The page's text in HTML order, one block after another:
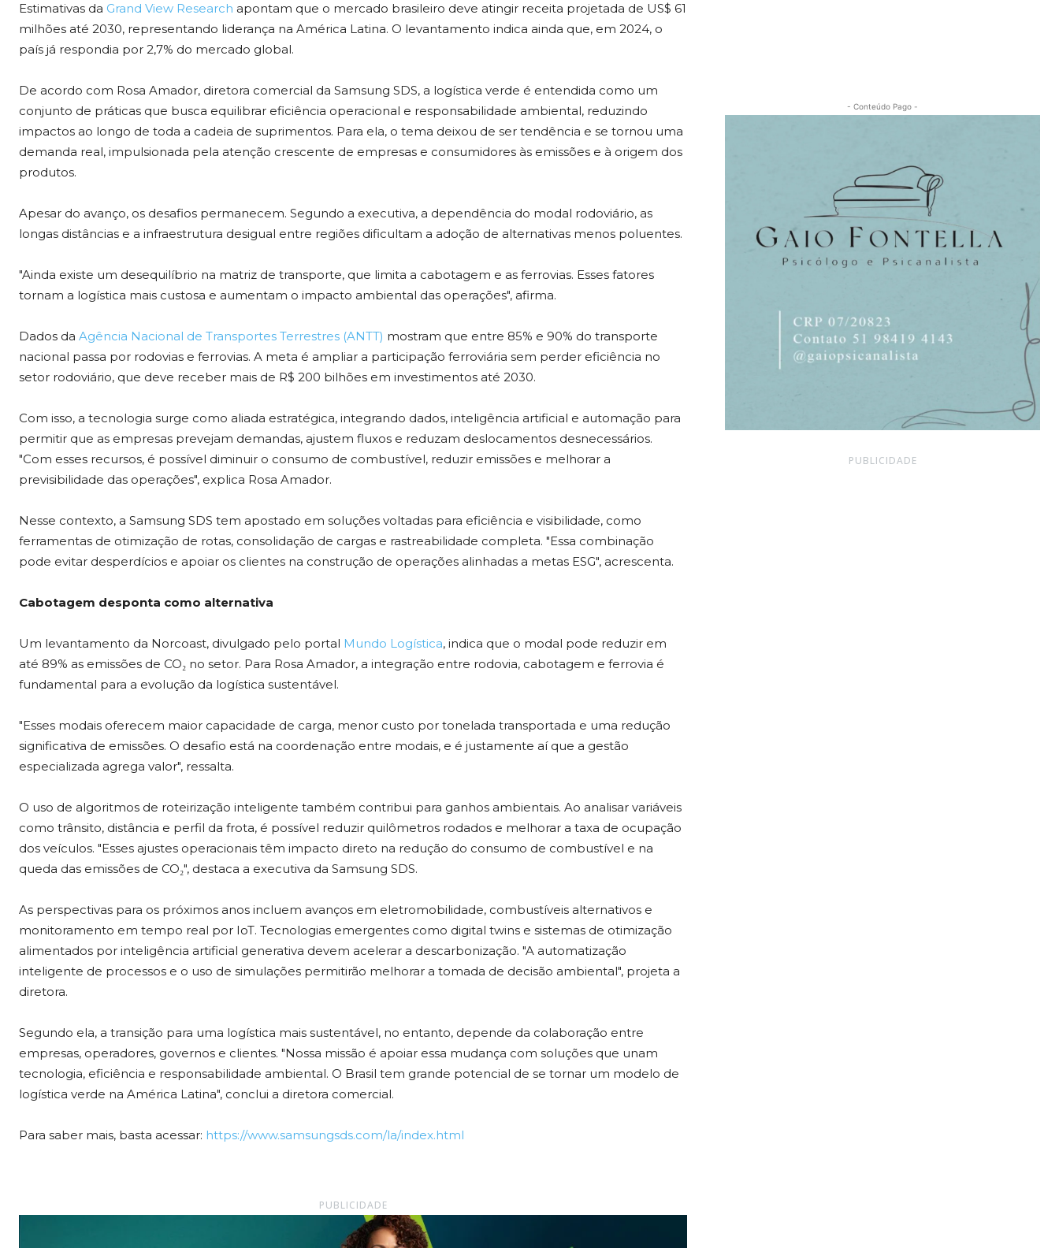
Estimativas da Grand View Research apontam que o mercado brasileiro deve atingir receita projetada de US$ 61
milhões até 2030, representando liderança na América Latina. O levantamento indica ainda que, em 2024, o
país já respondia por 2,7% do mercado global.
De acordo com Rosa Amador, diretora comercial da Samsung SDS, a logística verde é entendida como um
conjunto de práticas que busca equilibrar eficiência operacional e responsabilidade ambiental, reduzindo
impactos ao longo de toda a cadeia de suprimentos. Para ela, o tema deixou de ser tendência e se tornou uma
demanda real, impulsionada pela atenção crescente de empresas e consumidores às emissões e à origem dos
produtos.
Apesar do avanço, os desafios permanecem. Segundo a executiva, a dependência do modal rodoviário, as
longas distâncias e a infraestrutura desigual entre regiões dificultam a adoção de alternativas menos poluentes.
"Ainda existe um desequilíbrio na matriz de transporte, que limita a cabotagem e as ferrovias. Esses fatores
tornam a logística mais custosa e aumentam o impacto ambiental das operações", afirma.
Dados da Agência Nacional de Transportes Terrestres (ANTT) mostram que entre 85% e 90% do transporte
nacional passa por rodovias e ferrovias. A meta é ampliar a participação ferroviária sem perder eficiência no
setor rodoviário, que deve receber mais de R$ 200 bilhões em investimentos até 2030.
Com isso, a tecnologia surge como aliada estratégica, integrando dados, inteligência artificial e automação para
permitir que as empresas prevejam demandas, ajustem fluxos e reduzam deslocamentos desnecessários.
"Com esses recursos, é possível diminuir o consumo de combustível, reduzir emissões e melhorar a
previsibilidade das operações", explica Rosa Amador.
Nesse contexto, a Samsung SDS tem apostado em soluções voltadas para eficiência e visibilidade, como
ferramentas de otimização de rotas, consolidação de cargas e rastreabilidade completa. "Essa combinação
pode evitar desperdícios e apoiar os clientes na construção de operações alinhadas a metas ESG", acrescenta.
Cabotagem desponta como alternativa
Um levantamento da Norcoast, divulgado pelo portal Mundo Logística, indica que o modal pode reduzir em
até 89% as emissões de CO₂ no setor. Para Rosa Amador, a integração entre rodovia, cabotagem e ferrovia é
fundamental para a evolução da logística sustentável.
"Esses modais oferecem maior capacidade de carga, menor custo por tonelada transportada e uma redução
significativa de emissões. O desafio está na coordenação entre modais, e é justamente aí que a gestão
especializada agrega valor", ressalta.
O uso de algoritmos de roteirização inteligente também contribui para ganhos ambientais. Ao analisar variáveis
como trânsito, distância e perfil da frota, é possível reduzir quilômetros rodados e melhorar a taxa de ocupação
dos veículos. "Esses ajustes operacionais têm impacto direto na redução do consumo de combustível e na
queda das emissões de CO₂", destaca a executiva da Samsung SDS.
As perspectivas para os próximos anos incluem avanços em eletromobilidade, combustíveis alternativos e
monitoramento em tempo real por IoT. Tecnologias emergentes como digital twins e sistemas de otimização
alimentados por inteligência artificial generativa devem acelerar a descarbonização. "A automatização
inteligente de processos e o uso de simulações permitirão melhorar a tomada de decisão ambiental", projeta a
diretora.
Segundo ela, a transição para uma logística mais sustentável, no entanto, depende da colaboração entre
empresas, operadores, governos e clientes. "Nossa missão é apoiar essa mudança com soluções que unam
tecnologia, eficiência e responsabilidade ambiental. O Brasil tem grande potencial de se tornar um modelo de
logística verde na América Latina", conclui a diretora comercial.
Para saber mais, basta acessar: https://www.samsungsds.com/la/index.html
PUBLICIDADE
- Conteúdo Pago -
PUBLICIDADE